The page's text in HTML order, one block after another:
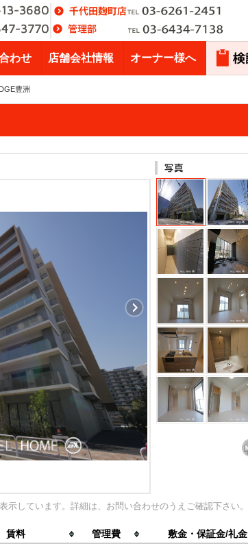
わせ 店舗会社情報 オーナー様へ
豊洲
しています。詳細は、お問い合わせのうえご確認下さい。
賃料 管理費 敷金・保証金/礼金